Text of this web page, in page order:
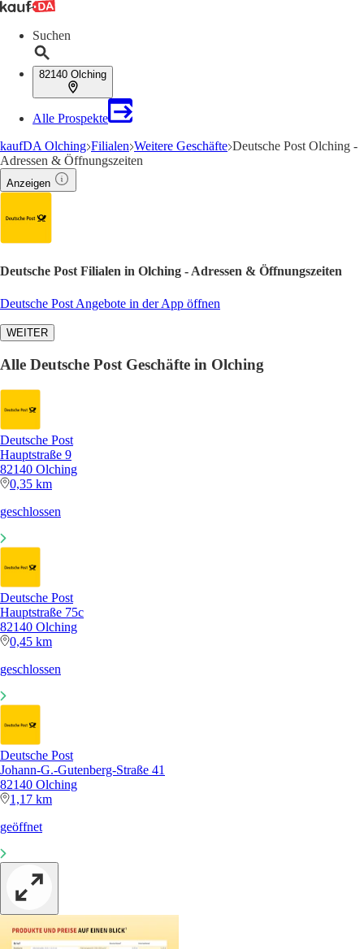
Suchen
82140 Olching
Alle Prospekte
kaufDA Olching Filialen Weitere Geschäfte Deutsche Post Olching -
Adressen & Öffnungszeiten
Anzeigen
Deutsche Post Filialen in Olching - Adressen & Öffnungszeiten
Deutsche Post Angebote in der App öffnen
WEITER
Alle Deutsche Post Geschäfte in Olching
Deutsche Post
Hauptstraße 9
82140 Olching
0,35 km
geschlossen
Deutsche Post
Hauptstraße 75c
82140 Olching
0,45 km
geschlossen
Deutsche Post
Johann-G.-Gutenberg-Straße 41
82140 Olching
1,17 km
geöffnet